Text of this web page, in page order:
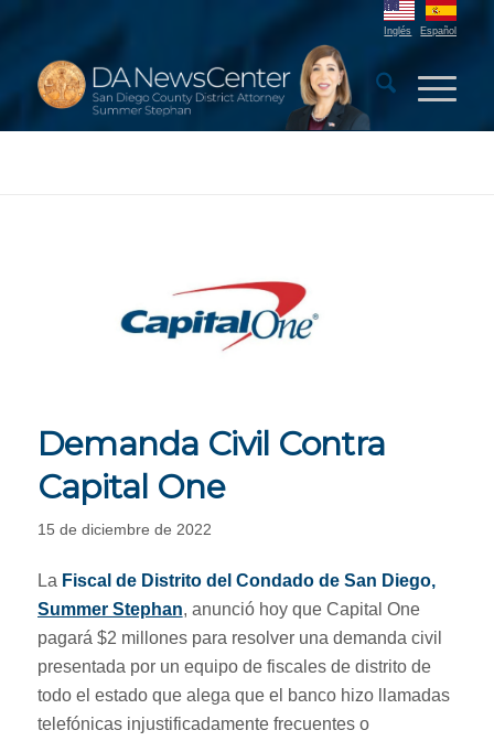
Inglés Español
Demanda Civil Contra
Capital One
15 de diciembre de 2022
La Fiscal de Distrito del Condado de San Diego,
Summer Stephan, anunció hoy que Capital One
pagará $2 millones para resolver una demanda civil
presentada por un equipo de fiscales de distrito de
todo el estado que alega que el banco hizo llamadas
telefónicas injustificadamente frecuentes o